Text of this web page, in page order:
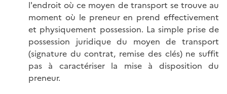
l'endroit où ce moyen de transport se trouve au
moment où le preneur en prend effectivement
et physiquement possession. La simple prise de
possession juridique du moyen de transport
(signature du contrat, remise des clés) ne suffit
pas à caractériser la mise à disposition du
preneur.